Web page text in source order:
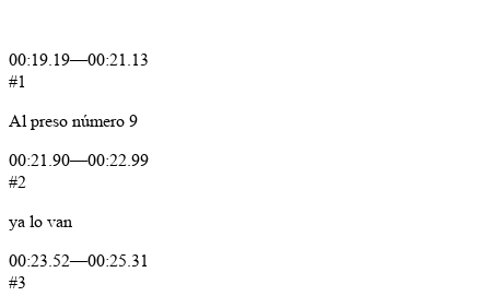
00:19.19—00:21.13
#1
Al preso número 9
00:21.90—00:22.99
#2
ya lo van
00:23.52—00:25.31
#3